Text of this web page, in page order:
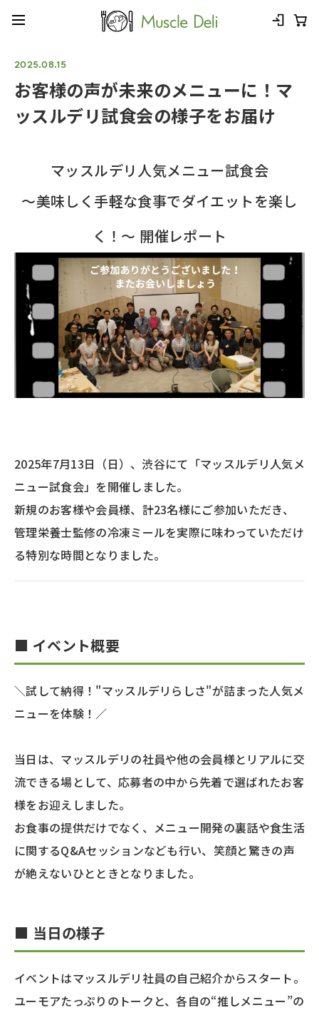
2025.08.15
お客様の声が未来のメニューに！マ
ッスルデリ試食会の様子をお届け
マッスルデリ人気メニュー試食会
～美味しく手軽な食事でダイエットを楽し
く！～ 開催レポート
2025年7月13日（日）、渋谷にて「マッスルデリ人気メ
ニュー試食会」を開催しました。
新規のお客様や会員様、計23名様にご参加いただき、
管理栄養士監修の冷凍ミールを実際に味わっていただけ
る特別な時間となりました。
■ イベント概要
＼試して納得！"マッスルデリらしさ"が詰まった人気メ
ニューを体験！／
当日は、マッスルデリの社員や他の会員様とリアルに交
流できる場として、応募者の中から先着で選ばれたお客
様をお迎えしました。
お食事の提供だけでなく、メニュー開発の裏話や食生活
に関するQ&Aセッションなども行い、笑顔と驚きの声
が絶えないひとときとなりました。
■ 当日の様子
イベントはマッスルデリ社員の自己紹介からスタート。
ユーモアたっぷりのトークと、各自の“推しメニュー”の